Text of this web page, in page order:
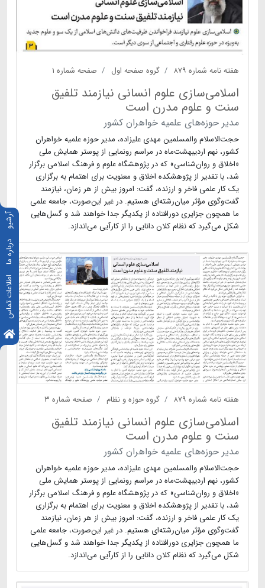
آرشیو
درباره ما
اطلاعات تماس
هفته نامه شماره ۸۷۹ گروه صفحه اول صفحه شماره ۱
اسلامی‌سازی علوم انسانی نیازمند تلفیق
سنت و علوم مدرن است
مدیر حوزه‌های علمیه خواهران کشور
حجت‌الاسلام والمسلمین مهدی علیزاده، مدیر حوزه علمیه خواهران
کشور، نهم اردیبهشت‌ماه در مراسم رونمایی از پوستر همایش ملی
«اخلاق و روان‌شناسی» که در پژوهشگاه علوم و فرهنگ اسلامی برگزار
شد، با تقدیر از پژوهشکده اخلاق و معنویت برای اهتمام به برگزاری
یک کار علمی فاخر و ارزنده، گفت: امروز بیش از هر زمان، نیازمند
گفت‌وگوی مؤثر میان‌رشته‌ای هستیم. در غیر این‌صورت، جامعه علمی
ما همچون جزایری دورافتاده از یکدیگر جدا خواهند شد و گسل‌هایی
شکل می‌گیرد که نظام کلان دانایی را از کارآیی می‌اندازد.
هفته نامه شماره ۸۷۹ گروه حوزه و نظام صفحه شماره ۳
اسلامی‌سازی علوم انسانی نیازمند تلفیق
سنت و علوم مدرن است
مدیر حوزه‌های علمیه خواهران کشور
حجت‌الاسلام والمسلمین مهدی علیزاده، مدیر حوزه علمیه خواهران
کشور، نهم اردیبهشت‌ماه در مراسم رونمایی از پوستر همایش ملی
«اخلاق و روان‌شناسی» که در پژوهشگاه علوم و فرهنگ اسلامی برگزار
شد، با تقدیر از پژوهشکده اخلاق و معنویت برای اهتمام به برگزاری
یک کار علمی فاخر و ارزنده، گفت: امروز بیش از هر زمان، نیازمند
گفت‌وگوی مؤثر میان‌رشته‌ای هستیم. در غیر این‌صورت، جامعه علمی
ما همچون جزایری دورافتاده از یکدیگر جدا خواهند شد و گسل‌هایی
شکل می‌گیرد که نظام کلان دانایی را از کارآیی می‌اندازد.